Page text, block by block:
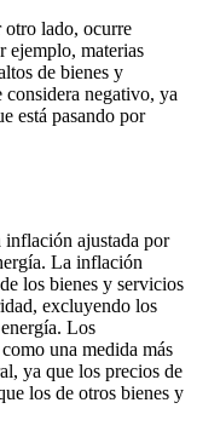
otro lado, ocurre
ejemplo, materias
de bienes y
negativo, ya
está pasando por
inflación ajustada por
La inflación
los bienes y servicios
excluyendo los
Los
una medida más
ya que los precios de
los de otros bienes y